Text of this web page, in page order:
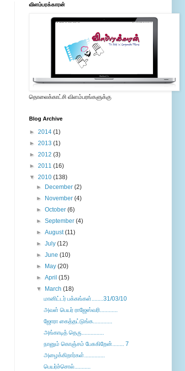
விளம்பரக்காரன்
தொலைக்காட்சி விளம்பரங்களுக்கு
Blog Archive
► 2014 (1)
► 2013 (1)
► 2012 (3)
► 2011 (16)
▼ 2010 (138)
►
December(2)
►
November(4)
►October(6)
►September(4)
►August(11)
►July(12)
►June(10)
►
May(20)
►April(15)
▼
March(18)
மானிட்டர் பக்கங்கள்........31/03/10
அவள் பெயர் ராஜேஸ்வரி............
ஜோரா கைத்தட்டுங்க.............
அங்காடித் தெரு...............
நானும் கொஞ்சம் பேசுகிறேன்........ 7
அழைக்கிறார்கள்..............
பெயர்ச்சொல்...........